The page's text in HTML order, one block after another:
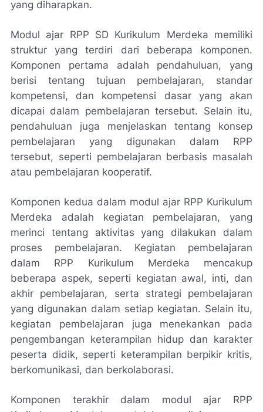
yang diharapkan.
Modul ajar RPP SD Kurikulum Merdeka memiliki
struktur yang terdiri dari beberapa komponen.
Komponen pertama adalah pendahuluan, yang
berisi tentang tujuan pembelajaran, standar
kompetensi, dan kompetensi dasar yang akan
dicapai dalam pembelajaran tersebut. Selain itu,
pendahuluan juga menjelaskan tentang konsep
pembelajaran yang digunakan dalam RPP
tersebut, seperti pembelajaran berbasis masalah
atau pembelajaran kooperatif.
Komponen kedua dalam modul ajar RPP Kurikulum
Merdeka adalah kegiatan pembelajaran, yang
merinci tentang aktivitas yang dilakukan dalam
proses pembelajaran. Kegiatan pembelajaran
dalam RPP Kurikulum Merdeka mencakup
beberapa aspek, seperti kegiatan awal, inti, dan
akhir pembelajaran, serta strategi pembelajaran
yang digunakan dalam setiap kegiatan. Selain itu,
kegiatan pembelajaran juga menekankan pada
pengembangan keterampilan hidup dan karakter
peserta didik, seperti keterampilan berpikir kritis,
berkomunikasi, dan berkolaborasi.
Komponen terakhir dalam modul ajar RPP